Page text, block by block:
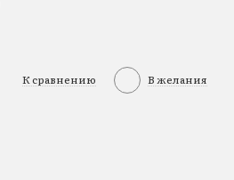
К сравнению В желания